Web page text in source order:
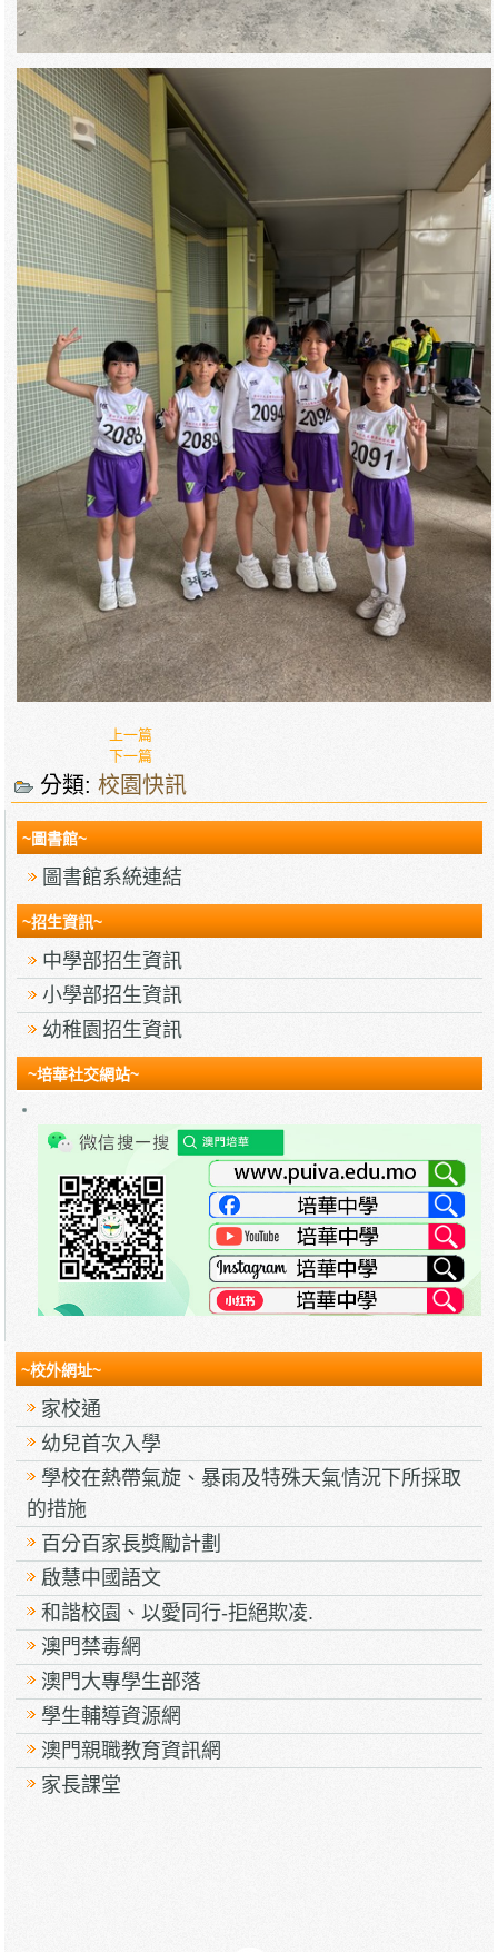
上一篇
下一篇
分類:校園快訊
~圖書館~
圖書館系統連結
~招生資訊~
中學部招生資訊
小學部招生資訊
幼稚園招生資訊
~培華社交網站~
~校外網址~
家校通
幼兒首次入學
學校在熱帶氣旋、暴雨及特殊天氣情況下所採取
的措施
百分百家長獎勵計劃
啟慧中國語文
和諧校園、以愛同行-拒絕欺凌.
澳門禁毒網
澳門大專學生部落
學生輔導資源網
澳門親職教育資訊網
家長課堂